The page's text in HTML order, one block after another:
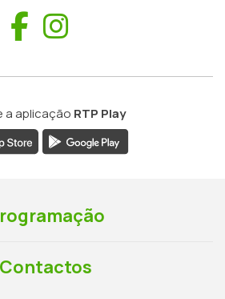
Facebook
a aplicação RTP Play
Contactos